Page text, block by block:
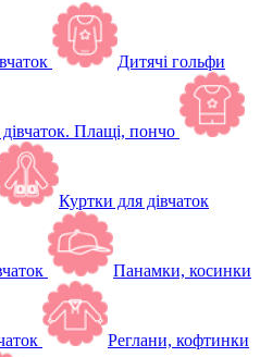
Дитячі гольфи
Плащі, пончо
Куртки для дівчаток
Панамки, косинки
Реглани, кофтинки